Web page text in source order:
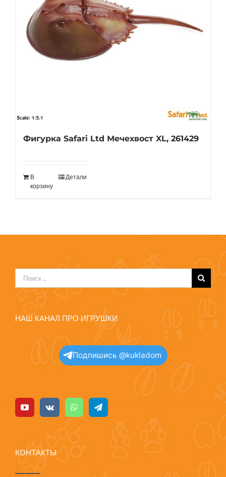
Фигурка Safari Ltd Мечехвост XL, 261429
В
корзину
Детали
Результат
поиска:
НАШ КАНАЛ ПРО ИГРУШКИ
Подпишись @kukladom
КОНТАКТЫ